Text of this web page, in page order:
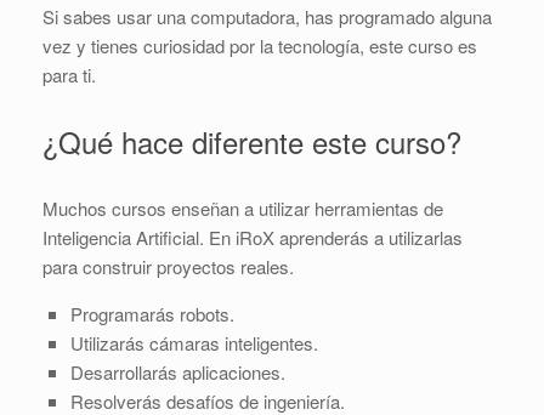
Si sabes usar una computadora, has programado alguna
vez y tienes curiosidad por la tecnología, este curso es
para ti.
¿Qué hace diferente este curso?
Muchos cursos enseñan a utilizar herramientas de
Inteligencia Artificial. En iRoX aprenderás a utilizarlas
para construir proyectos reales.
Programarás robots.
Utilizarás cámaras inteligentes.
Desarrollarás aplicaciones.
Resolverás desafíos de ingeniería.